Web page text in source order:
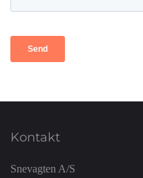
Kontakt
Snevagten A/S